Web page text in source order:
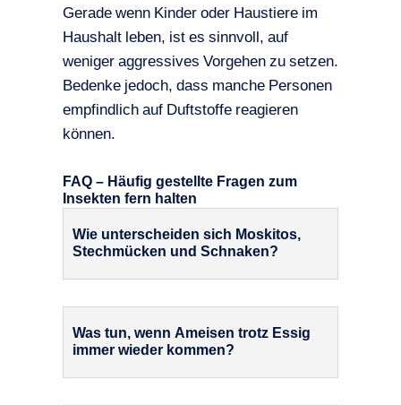
Gerade wenn Kinder oder Haustiere im
Haushalt leben, ist es sinnvoll, auf
weniger aggressives Vorgehen zu setzen.
Bedenke jedoch, dass manche Personen
empfindlich auf Duftstoffe reagieren
können.
FAQ – Häufig gestellte Fragen zum
Insekten fern halten
Wie unterscheiden sich Moskitos,
Stechmücken und Schnaken?
Was tun, wenn Ameisen trotz Essig
immer wieder kommen?